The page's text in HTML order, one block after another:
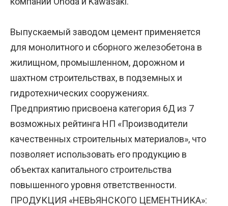
Выпускаемый заводом цемент применяется
для монолитного и сборного железобетона в
жилищном, промышленном, дорожном и
шахтном строительствах, в подземных и
гидротехнических сооружениях.
Предприятию присвоена категория 6Д из 7
возможных рейтинга НП «Производители
качественных строительных материалов», что
позволяет использовать его продукцию в
объектах капитального строительства
повышенного уровня ответственности.
ПРОДУКЦИЯ «НЕВЬЯНСКОГО ЦЕМЕНТНИКА»: